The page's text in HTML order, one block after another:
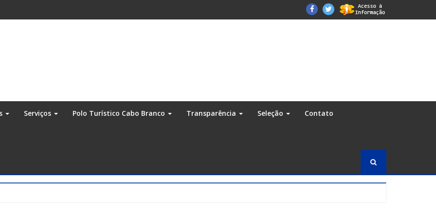
Facebook
Twitter
Serviços Polo Turístico Cabo Branco Transparência Seleção Contato